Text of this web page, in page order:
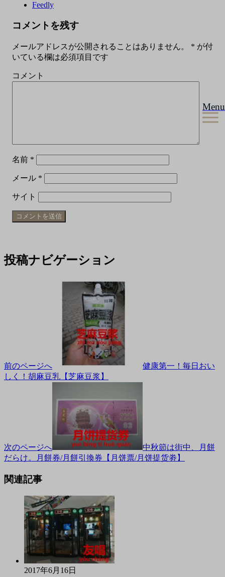
Menu
Feedly
コメントを残す
メールアドレスが公開されることはありません。 * が付
いている欄は必須項目です
コメント
名前 *
メール *
サイト
投稿ナビゲーション
前のページへ
健康第一！毎日おい
しく！胡麻豆乳【芝麻豆浆】
次のページへ
中秋節は街中、月餅
だらけ。月餅券/月餅引換券【月饼票/月饼提货劵】
関連記事
2017年6月16日